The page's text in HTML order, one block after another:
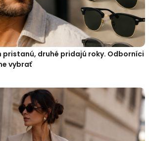
pristanú, druhé pridajú roky. Odborníci
vybrať